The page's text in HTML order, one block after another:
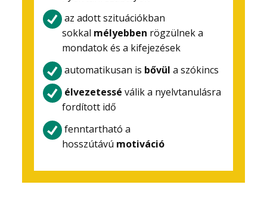
az adott szituációkban
sokkal mélyebben rögzülnek a
mondatok és a kifejezések
automatikusan is bővül a szókincs
élvezetessé válik a nyelvtanulásra
fordított idő
fenntartható a
hosszútávú motiváció